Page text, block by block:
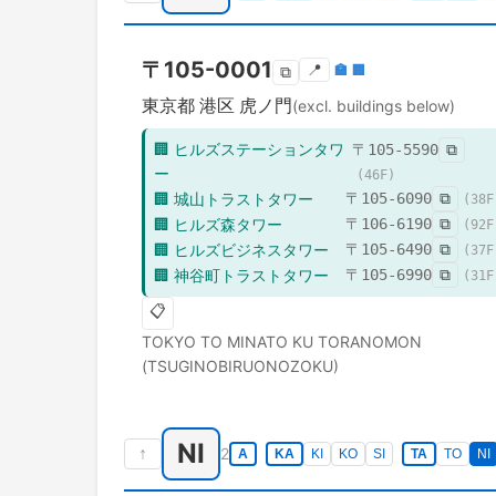
〒 105-0001 ⧉ 📍 🏣 🏢
東京都 港区 虎ノ門(excl. buildings below)
🏢 ヒルズステーションタワ
ー
〒 105-5590 ⧉
(46F)
🏢 城山トラストタワー 〒 105-6090 ⧉ ( 38
🏢 ヒルズ森タワー 〒 106-6190 ⧉ ( 92
🏢 ヒルズビジネスタワー 〒 105-6490 ⧉ ( 37
🏢 神谷町トラストタワー 〒 105-6990 ⧉ ( 31
📋
TOKYO TO MINATO KU TORANOMON
(TSUGINOBIRUONOZOKU)
↑ NI 2 A KA KI KO SI TA TO NI